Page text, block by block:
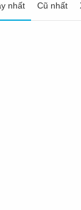
nhất Cũ nhất